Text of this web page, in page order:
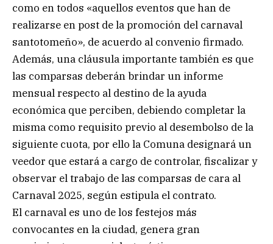
como en todos «aquellos eventos que han de
realizarse en post de la promoción del carnaval
santotomeño», de acuerdo al convenio firmado.
Además, una cláusula importante también es que
las comparsas deberán brindar un informe
mensual respecto al destino de la ayuda
económica que perciben, debiendo completar la
misma como requisito previo al desembolso de la
siguiente cuota, por ello la Comuna designará un
veedor que estará a cargo de controlar, fiscalizar y
observar el trabajo de las comparsas de cara al
Carnaval 2025, según estipula el contrato.
El carnaval es uno de los festejos más
convocantes en la ciudad, genera gran